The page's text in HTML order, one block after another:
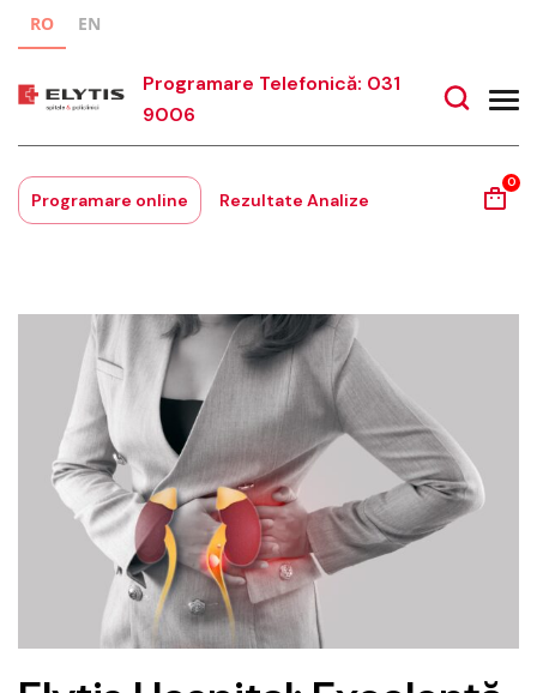
RO EN
Programare Telefonică: 031
9006
Programare online Rezultate Analize
0